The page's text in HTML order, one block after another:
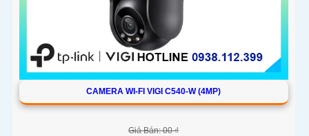
CAMERA WI-FI VIGI C540-W (4MP)
Giá Bán: 00 ₫